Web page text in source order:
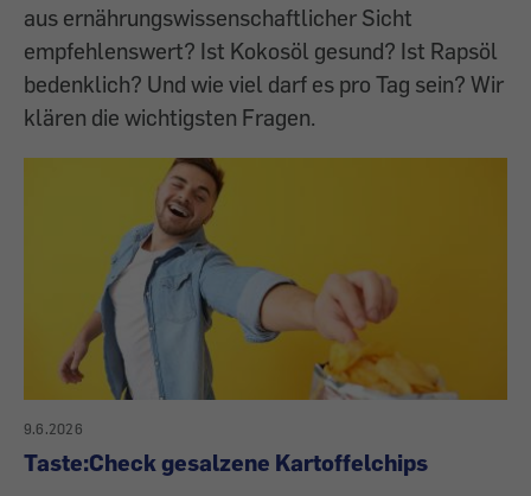
aus ernährungswissenschaftlicher Sicht
empfehlenswert? Ist Kokosöl gesund? Ist Rapsöl
bedenklich? Und wie viel darf es pro Tag sein? Wir
klären die wichtigsten Fragen.
9.6.2026
Taste:Check gesalzene Kartoffelchips